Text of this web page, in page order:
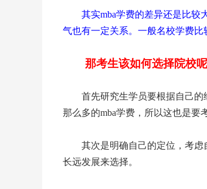
其实mba学费的差异还是比较
气也有一定关系。一般名校学费比
那考生该如何选择院校
首先研究生学员要根据自己的
那么多的mba学费，所以这也是要
其次是明确自己的定位，考虑
长远发展来选择。